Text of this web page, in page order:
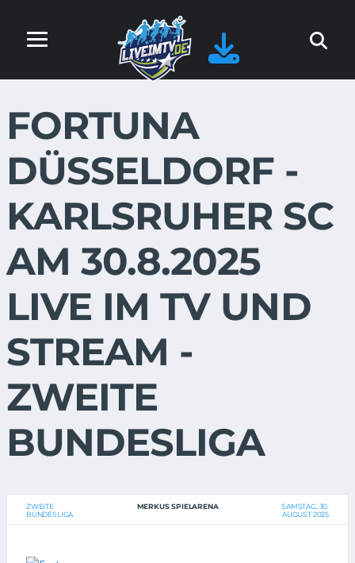
FORTUNA
DÜSSELDORF -
KARLSRUHER SC
AM 30.8.2025
LIVE IM TV UND
STREAM -
ZWEITE
BUNDESLIGA
ZWEITE
BUNDESLIGA
MERKUS SPIELARENA
SAMSTAG, 30.
AUGUST 2025